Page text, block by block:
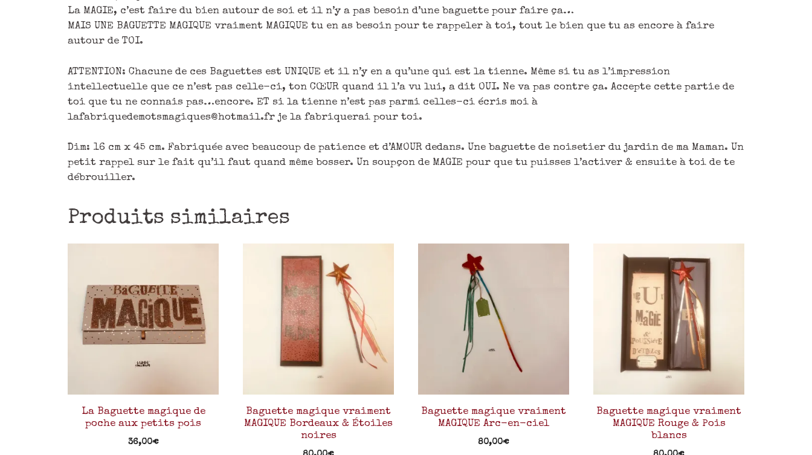
La MAGIE, c’est faire du bien autour de soi et il n’y a pas besoin d’une baguette pour faire ça…
MAIS UNE BAGUETTE MAGIQUE vraiment MAGIQUE tu en as besoin pour te rappeler à toi, tout le bien que tu as encore à faire
autour de TOI.
ATTENTION: Chacune de ces Baguettes est UNIQUE et il n’y en a qu’une qui est la tienne. Même si tu as l’impression
intellectuelle que ce n’est pas celle-ci, ton CŒUR quand il l’a vu lui, a dit OUI. Ne va pas contre ça. Accepte cette partie de
toi que tu ne connais pas…encore. ET si la tienne n’est pas parmi celles-ci écris moi à
lafabriquedemotsmagiques@hotmail.fr je la fabriquerai pour toi.
Dim: 16 cm x 45 cm. Fabriquée avec beaucoup de patience et d’AMOUR dedans. Une baguette de noisetier du jardin de ma Maman. Un
petit rappel sur le fait qu’il faut quand même bosser. Un soupçon de MAGIE pour que tu puisses l’activer & ensuite à toi de te
débrouiller.
Produits similaires
La Baguette magique de
poche aux petits pois
36,00€
Baguette magique vraiment
MAGIQUE Bordeaux & Étoiles
noires
Baguette magique vraiment
MAGIQUE Arc-en-ciel
80,00€
Baguette magique vraiment
MAGIQUE Rouge & Pois
blancs